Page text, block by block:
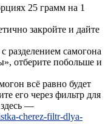
25 грамм на 1
закройте и дайте
разделением самогона
отберите побольше и
всё равно будет
его через фильтр для
—
cherez-filtr-dlya-